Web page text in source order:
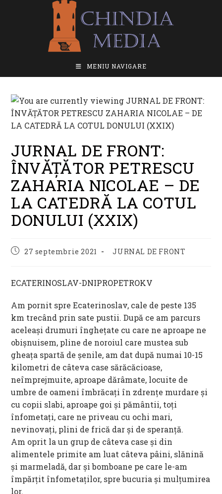
MENIU NAVIGARE
JURNAL DE FRONT:
ÎNVĂȚĂTOR PETRESCU
ZAHARIA NICOLAE – DE
LA CATEDRĂ LA COTUL
DONULUI (XXIX)
Post27 septembrie 2021
Post
JURNAL DE FRONT
ECATERINOSLAV-DNIPROPETROKV
Am pornit spre Ecaterinoslav, cale de peste 135
km trecând prin sate pustii. După ce am parcurs
aceleași drumuri înghețate cu care ne aproape ne
obișnuisem, pline de noroiul care mustea sub
gheața spartă de șenile, am dat după numai 10-15
kilometri de câteva case sărăcăcioase,
neîmprejmuite, aproape dărâmate, locuite de
umbre de oameni îmbrăcați în zdrențe murdare și
cu copii slabi, aproape goi și pământii, toți
înfometați, care ne priveau cu ochi mari,
nevinovați, plini de frică dar și de speranță.
Am oprit la un grup de câteva case și din
alimentele primite am luat câteva pâini, slănină
și marmeladă, dar și bomboane pe care le-am
împărțit înfometaților, spre bucuria și mulțumirea
lor.